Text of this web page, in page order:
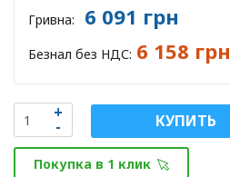
Гривна: 6 091 грн
Безнал без НДС: 6 158 грн
КУПИТЬ
Покупка в 1 клик